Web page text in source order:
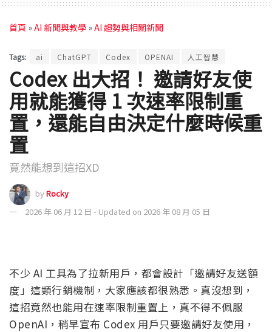
首頁 »AI 新聞與教學 »AI 趨勢與相關新聞
Tags: ai ChatGPT Codex OPENAI 人工智慧
Codex 出大招！ 邀請好友使
用就能獲得 1 次速率限制重
置，還能自由決定什麼時候重
置
竟然能想到這招XD
byRocky
2026 年 06 月 12 日 - Updated on 2026 年 08 月 05 日
不少 AI 工具為了拉新用戶，都會設計「邀請好友送額
度」這類行銷機制，大家應該都很熟悉。真沒想到，
這招竟然也能用在速率限制重置上，真不得不佩服
OpenAI，稍早宣布 Codex 用戶只要邀請好友使用，